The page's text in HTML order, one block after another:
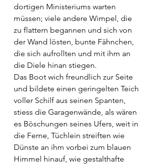
dortigen Ministeriums warten
müssen; viele andere Wimpel, die
zu flattern begannen und sich von
der Wand lösten, bunte Fähnchen,
die sich aufrollten und mit ihm an
die Diele hinan stiegen.
Das Boot wich freundlich zur Seite
und bildete einen geringelten Teich
voller Schilf aus seinen Spanten,
stiess die Garagenwände, als wären
es Böschungen seines Ufers, weit in
die Ferne, Tüchlein streiften wie
Dünste an ihm vorbei zum blauen
Himmel hinauf, wie gestalthafte